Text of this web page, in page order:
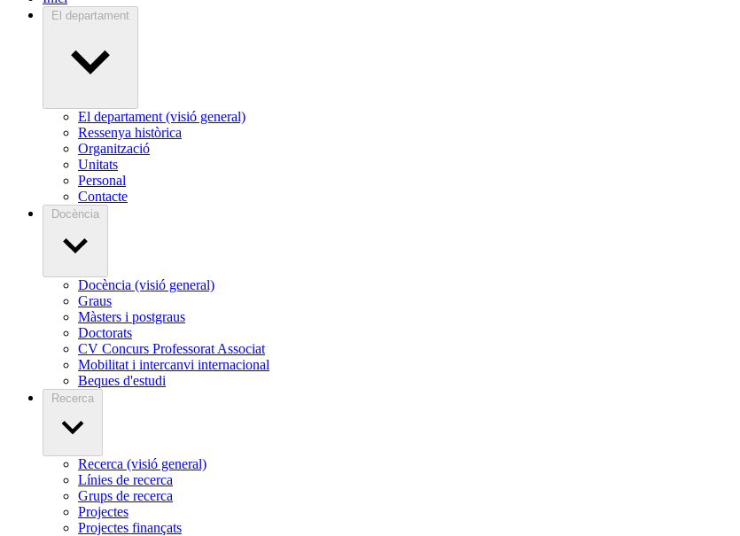
El departament
El departament (visió general)
Ressenya històrica
Organització
Unitats
Personal
Contacte
Docència
Docència (visió general)
Graus
Màsters i postgraus
Doctorats
CV Concurs Professorat Associat
Mobilitat i intercanvi internacional
Beques d'estudi
Recerca
Recerca (visió general)
Línies de recerca
Grups de recerca
Projectes
Projectes finançats